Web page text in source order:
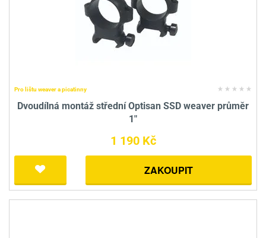
Pro lištu weaver a picatinny
Dvoudílná montáž střední Optisan SSD weaver průměr
1"
1 190 Kč
ZAKOUPIT